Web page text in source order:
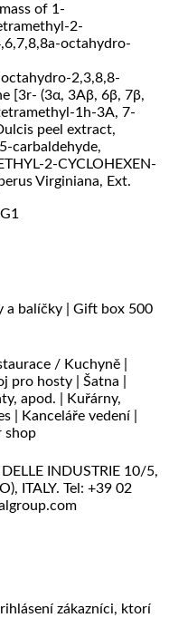
of 1-
2-
octahydro-
2,3,8,8-
[3r- (3α, 3Aβ, 6β, 7β,
1h-3A, 7-
peel extract,
carbaldehyde,
2-CYCLOHEXEN-
Virginiana, Ext.
a balíčky | Gift box 500
/ Kuchyně |
pro hosty | Šatna |
apod. | Kuřárny,
| Kanceláře vedení |
shop
INDUSTRIE 10/5,
ITALY. Tel: +39 02
zákazníci, ktorí